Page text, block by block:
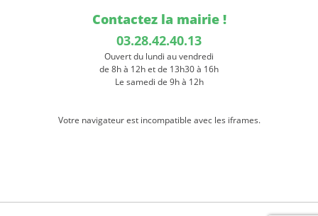
Contactez la mairie !
03.28.42.40.13
Ouvert du lundi au vendredi
de 8h à 12h et de 13h30 à 16h
Le samedi de 9h à 12h
Votre navigateur est incompatible avec les iframes.